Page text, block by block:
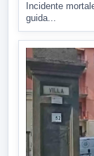
Incidente
guida...